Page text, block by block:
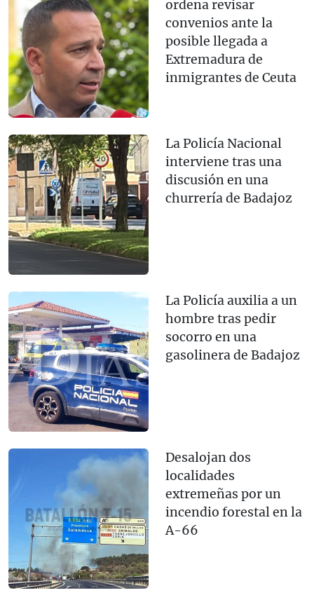
ordena revisar
convenios ante la
posible llegada a
Extremadura de
inmigrantes de Ceuta
La Policía Nacional
interviene tras una
discusión en una
churrería de Badajoz
La Policía auxilia a un
hombre tras pedir
socorro en una
gasolinera de Badajoz
Desalojan dos
localidades
extremeñas por un
incendio forestal en la
A-66